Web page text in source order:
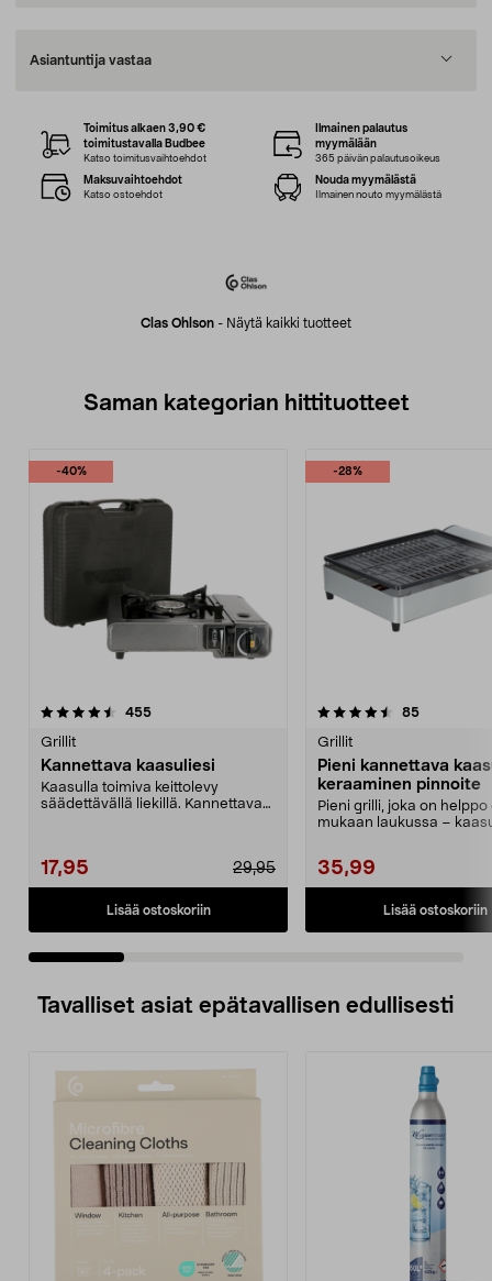
Asiantuntija vastaa
Clas Ohlson - Näytä kaikki tuotteet
Toimitus alkaen 3,90 €
toimitustavalla Budbee
Katso toimitusvaihtoehdot
Ilmainen palautus
myymälään
365 päivän palautusoikeus
Maksuvaihtoehdot
Katso ostoehdot
Nouda myymälästä
Ilmainen nouto myymälästä
Saman kategorian hittituotteet
-40%
455arvostelut
Grillit
Kannettava kaasuliesi
Kaasulla toimiva keittolevy
säädettävällä liekillä. Kannettava
17,95 29,95
Lisää ostoskoriin
-28%
4.5 viidestä
85arvostelut
Grillit
Pieni kannettava
keraaminen pinnoite
Pieni grilli, joka on helppo
mukaan laukussa –
35,99
Lisää ostoskoriin
4.5 viidestä
Tavalliset asiat epätavallisen edullisesti